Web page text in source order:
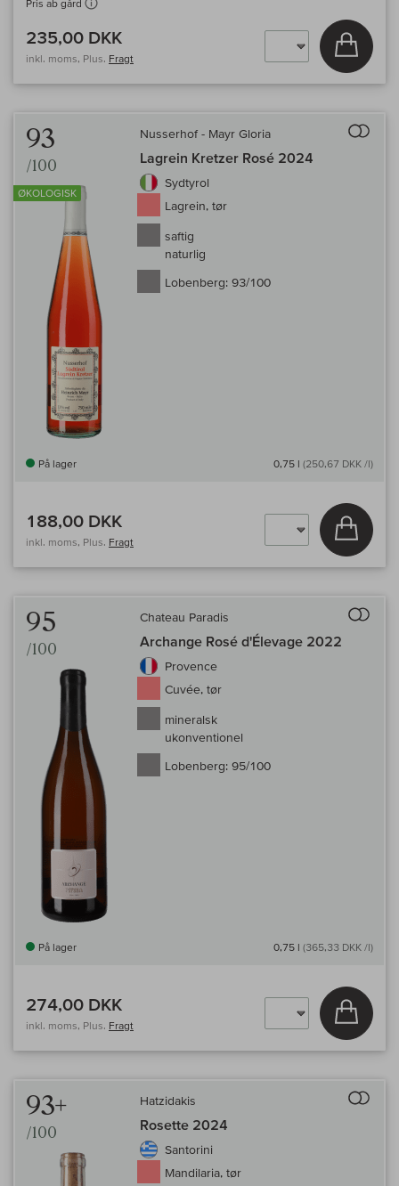
Pris ab gård
235,00 DKK
inkl. moms, Plus. Fragt
Læg i
93
/100
ØKOLOGISK
Nusserhof - Mayr Gloria
Lagrein Kretzer Rosé 2024
Sydtyrol
Lagrein, tør
saftig
naturlig
Lobenberg: 93/100
På lager 0,75 l (250,67 DKK /l)
188,00 DKK
inkl. moms, Plus. Fragt
Læg i
95
/100
Chateau Paradis
Archange Rosé d'Élevage 2022
Provence
Cuvée, tør
mineralsk
ukonventionel
Lobenberg: 95/100
På lager 0,75 l (365,33 DKK /l)
274,00 DKK
inkl. moms, Plus. Fragt
Læg i
93+
/100
Hatzidakis
Rosette 2024
Santorini
Mandilaria, tør